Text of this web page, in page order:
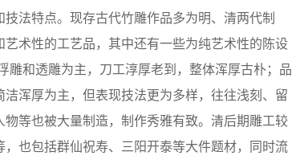
法特点。现存古代竹雕作品多为明、清两代制
术性的工艺品，其中还有一些为纯艺术性的陈设
和透雕为主，刀工淳厚老到，整体浑厚古朴；品
浑厚为主，但表现技法更为多样，往往浅刻、留
等也被大量制造，制作秀雅有致。清后期雕工较
也包括群仙祝寿、三阳开泰等大件题材，同时流